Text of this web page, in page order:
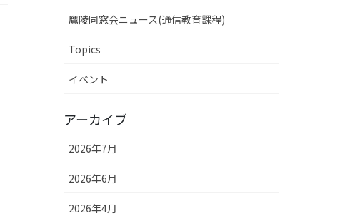
鷹陵同窓会ニュース(通信教育課程)
Topics
イベント
アーカイブ
2026年7月
2026年6月
2026年4月